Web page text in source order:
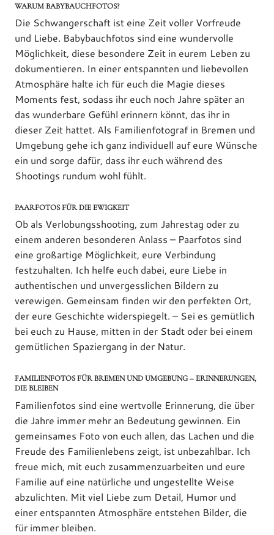
WARUM BABYBAUCHFOTOS?
Die Schwangerschaft ist eine Zeit voller Vorfreude
und Liebe. Babybauchfotos sind eine wundervolle
Möglichkeit, diese besondere Zeit in eurem Leben zu
dokumentieren. In einer entspannten und liebevollen
Atmosphäre halte ich für euch die Magie dieses
Moments fest, sodass ihr euch noch Jahre später an
das wunderbare Gefühl erinnern könnt, das ihr in
dieser Zeit hattet. Als Familienfotograf in Bremen und
Umgebung gehe ich ganz individuell auf eure Wünsche
ein und sorge dafür, dass ihr euch während des
Shootings rundum wohl fühlt.
PAARFOTOS FÜR DIE EWIGKEIT
Ob als Verlobungsshooting, zum Jahrestag oder zu
einem anderen besonderen Anlass – Paarfotos sind
eine großartige Möglichkeit, eure Verbindung
festzuhalten. Ich helfe euch dabei, eure Liebe in
authentischen und unvergesslichen Bildern zu
verewigen. Gemeinsam finden wir den perfekten Ort,
der eure Geschichte widerspiegelt. – Sei es gemütlich
bei euch zu Hause, mitten in der Stadt oder bei einem
gemütlichen Spaziergang in der Natur.
FAMILIENFOTOS FÜR BREMEN UND UMGEBUNG – ERINNERUNGEN,
DIE BLEIBEN
Familienfotos sind eine wertvolle Erinnerung, die über
die Jahre immer mehr an Bedeutung gewinnen. Ein
gemeinsames Foto von euch allen, das Lachen und die
Freude des Familienlebens zeigt, ist unbezahlbar. Ich
freue mich, mit euch zusammenzuarbeiten und eure
Familie auf eine natürliche und ungestellte Weise
abzulichten. Mit viel Liebe zum Detail, Humor und
einer entspannten Atmosphäre entstehen Bilder, die
für immer bleiben.